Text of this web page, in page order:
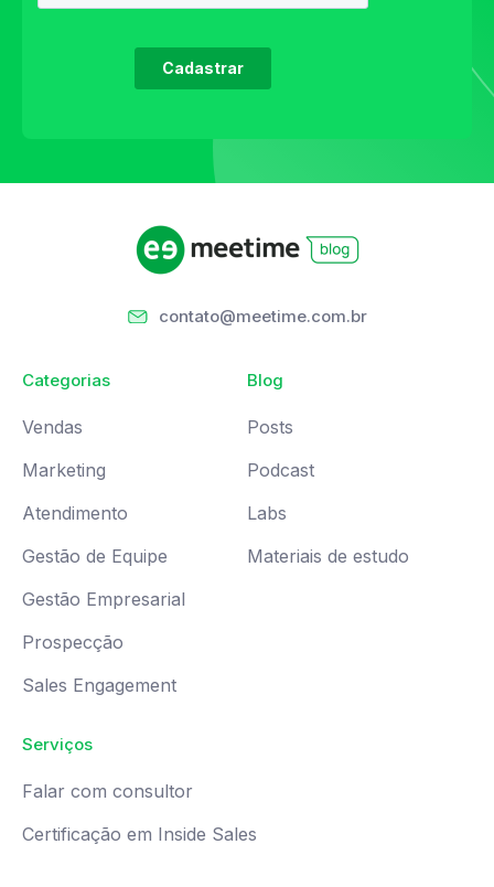
contato@meetime.com.br
Categorias
Vendas
Marketing
Atendimento
Gestão de Equipe
Gestão Empresarial
Prospecção
Sales Engagement
Blog
Posts
Podcast
Labs
Materiais de estudo
Serviços
Falar com consultor
Certificação em Inside Sales